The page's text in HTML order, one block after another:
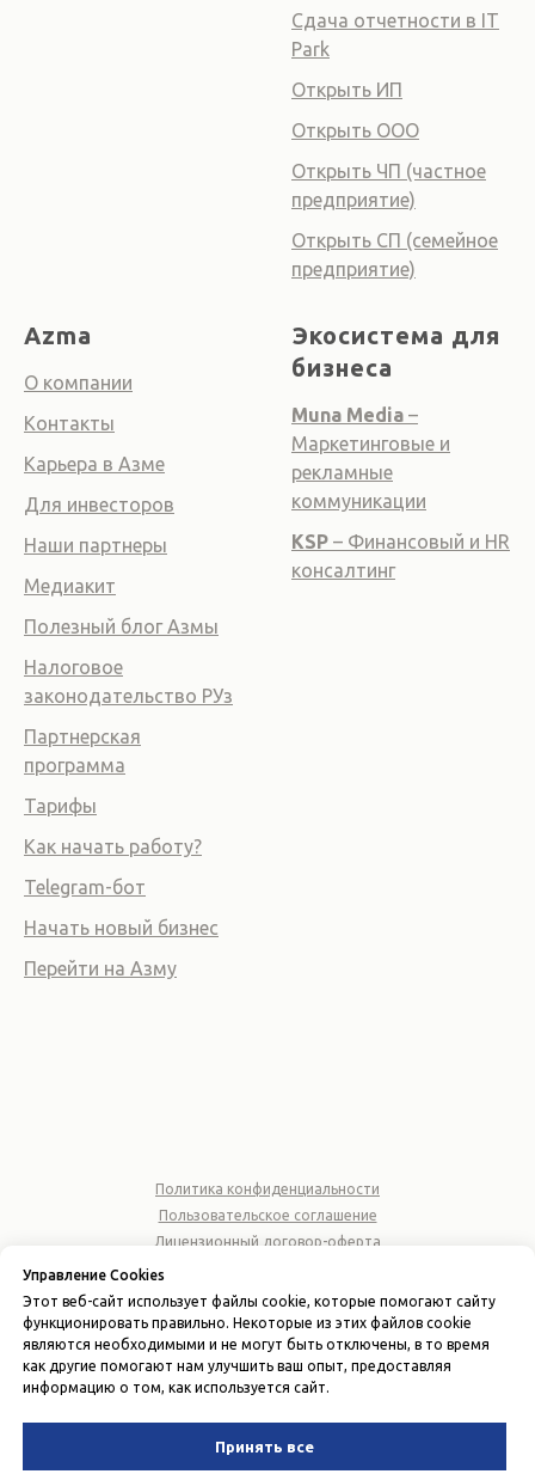
Сдача отчетности в IT
Park
Открыть ИП
Открыть ООО
Открыть ЧП (частное
предприятие)
Открыть СП (семейное
предприятие)
Azma
О компании
Контакты
Карьера в Азме
Для инвесторов
Наши партнеры
Медиакит
Полезный блог Азмы
Налоговое
законодательство РУз
Партнерская
программа
Тарифы
Как начать работу?
Telegram-бот
Начать новый бизнес
Перейти на Азму
Экосистема для
бизнеса
Muna Media –
Маркетинговые и
рекламные
коммуникации
KSP – Финансовый и HR
консалтинг
Политика конфиденциальности
Пользовательское соглашение
Лицензионный договор-оферта
ИНН 310677164
Вернуться наверх
Управление Cookies
Этот веб-сайт использует файлы cookie, которые помогают сайту
функционировать правильно. Некоторые из этих файлов cookie
являются необходимыми и не могут быть отключены, в то время
как другие помогают нам улучшить ваш опыт, предоставляя
информацию о том, как используется сайт.
Принять все